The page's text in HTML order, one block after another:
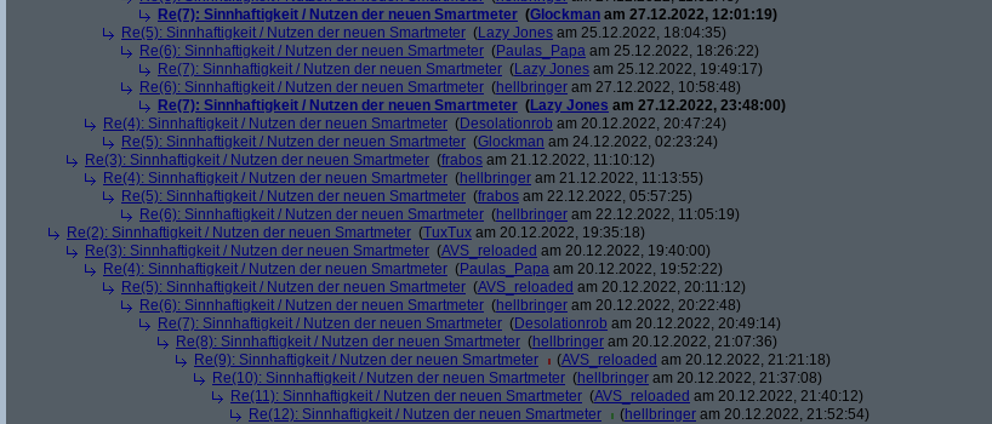
Re(7): Sinnhaftigkeit / Nutzen der neuen Smartmeter (Glockman am 27.12.2022, 12:01:19)
Re(5): Sinnhaftigkeit / Nutzen der neuen Smartmeter (Lazy Jones am 25.12.2022, 18:04:35)
Re(6): Sinnhaftigkeit / Nutzen der neuen Smartmeter (Paulas_Papa am 25.12.2022, 18:26:22)
Re(7): Sinnhaftigkeit / Nutzen der neuen Smartmeter (Lazy Jones am 25.12.2022, 19:49:17)
Re(6): Sinnhaftigkeit / Nutzen der neuen Smartmeter (hellbringer am 27.12.2022, 10:58:48)
Re(7): Sinnhaftigkeit / Nutzen der neuen Smartmeter (Lazy Jones am 27.12.2022, 23:48:00)
Re(4): Sinnhaftigkeit / Nutzen der neuen Smartmeter (Desolationrob am 20.12.2022, 20:47:24)
Re(5): Sinnhaftigkeit / Nutzen der neuen Smartmeter (Glockman am 24.12.2022, 02:23:24)
Re(3): Sinnhaftigkeit / Nutzen der neuen Smartmeter (frabos am 21.12.2022, 11:10:12)
Re(4): Sinnhaftigkeit / Nutzen der neuen Smartmeter (hellbringer am 21.12.2022, 11:13:55)
Re(5): Sinnhaftigkeit / Nutzen der neuen Smartmeter (frabos am 22.12.2022, 05:57:25)
Re(6): Sinnhaftigkeit / Nutzen der neuen Smartmeter (hellbringer am 22.12.2022, 11:05:19)
Re(2): Sinnhaftigkeit / Nutzen der neuen Smartmeter (TuxTux am 20.12.2022, 19:35:18)
Re(3): Sinnhaftigkeit / Nutzen der neuen Smartmeter (AVS_reloaded am 20.12.2022, 19:40:00)
Re(4): Sinnhaftigkeit / Nutzen der neuen Smartmeter (Paulas_Papa am 20.12.2022, 19:52:22)
Re(5): Sinnhaftigkeit / Nutzen der neuen Smartmeter (AVS_reloaded am 20.12.2022, 20:11:12)
Re(6): Sinnhaftigkeit / Nutzen der neuen Smartmeter (hellbringer am 20.12.2022, 20:22:48)
Re(7): Sinnhaftigkeit / Nutzen der neuen Smartmeter (Desolationrob am 20.12.2022, 20:49:14)
Re(8): Sinnhaftigkeit / Nutzen der neuen Smartmeter (hellbringer am 20.12.2022, 21:07:36)
Re(9): Sinnhaftigkeit / Nutzen der neuen Smartmeter
(AVS_reloaded am 20.12.2022, 21:21:18)
Re(10): Sinnhaftigkeit / Nutzen der neuen Smartmeter (hellbringer am 20.12.2022, 21:37:08)
Re(11): Sinnhaftigkeit / Nutzen der neuen Smartmeter (AVS_reloaded am 20.12.2022, 21:40:12)
Re(12): Sinnhaftigkeit / Nutzen der neuen Smartmeter
(hellbringer am 20.12.2022, 21:52:54)